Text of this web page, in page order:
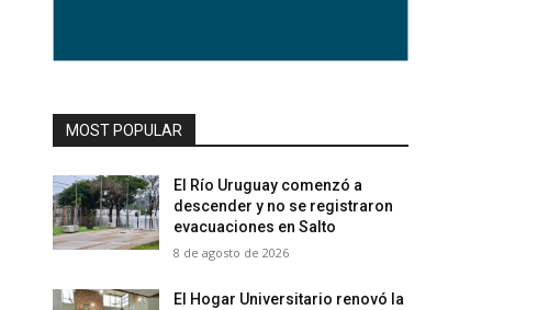
MOST POPULAR
El Río Uruguay comenzó a
descender y no se registraron
evacuaciones en Salto
8 de agosto de 2026
El Hogar Universitario renovó la